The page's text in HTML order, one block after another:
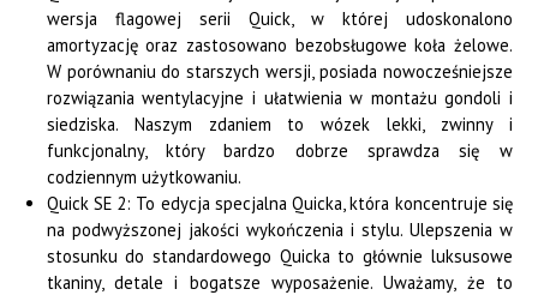
wersja flagowej serii Quick, w której udoskonalono
amortyzację oraz zastosowano bezobsługowe koła żelowe.
W porównaniu do starszych wersji, posiada nowocześniejsze
rozwiązania wentylacyjne i ułatwienia w montażu gondoli i
siedziska. Naszym zdaniem to wózek lekki, zwinny i
funkcjonalny, który bardzo dobrze sprawdza się w
codziennym użytkowaniu.
Quick SE 2: To edycja specjalna Quicka, która koncentruje się
na podwyższonej jakości wykończenia i stylu. Ulepszenia w
stosunku do standardowego Quicka to głównie luksusowe
tkaniny, detale i bogatsze wyposażenie. Uważamy, że to